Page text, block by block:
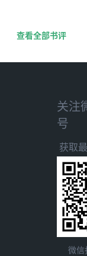
查看全部书评
关注
号
获取
微信